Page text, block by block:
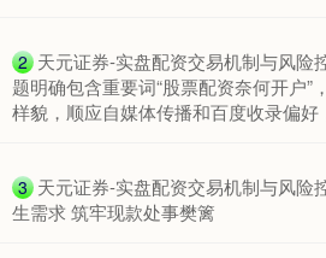
2 天元证券-实盘配资交易机制与风险
题明确包含重要词“股票配资奈何开户”
样貌，顺应自媒体传播和百度收录偏好
3 天元证券-实盘配资交易机制与风险
生需求 筑牢现款处事樊篱